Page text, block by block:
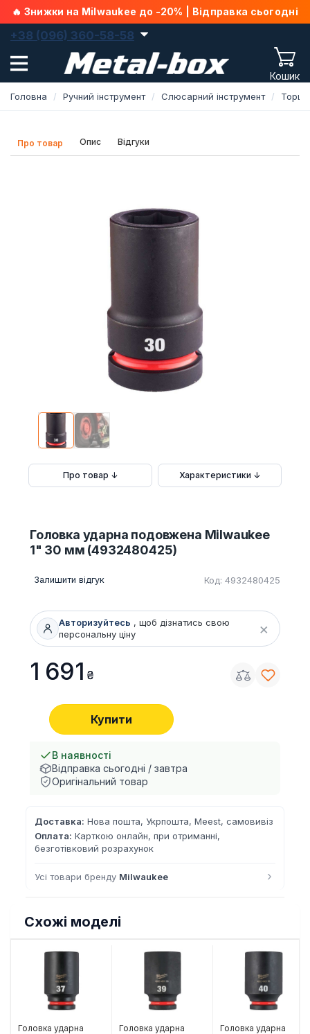
🔥 Знижки на Milwaukee до -20% | Відправка сьогодні
+38 (096) 360-58-58
Кошик
Головна Ручний інструмент Слюсарний інструмент
Про товар Опис Відгуки
Про товар ↓ Характеристики ↓
Головка ударна подовжена Milwaukee
1" 30 мм (4932480425)
Залишити відгук Код: 4932480425
Авторизуйтесь , щоб дізнатись свою
персональну ціну
×
1 691
Купити
В наявності
Відправка сьогодні / завтра
Оригінальний товар
Доставка: Нова пошта, Укрпошта, Meest, самовивіз
Оплата: Карткою онлайн, при отриманні,
безготівковий розрахунок
Усі товари бренду Milwaukee ›
Схожі моделі
Головка ударна
Головка ударна
Головка ударна